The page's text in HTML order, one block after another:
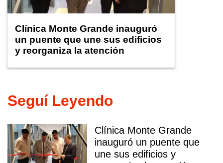
Clínica Monte Grande inauguró
un puente que une sus edificios
y reorganiza la atención
Seguí Leyendo
Clínica Monte Grande
inauguró un puente que
une sus edificios y